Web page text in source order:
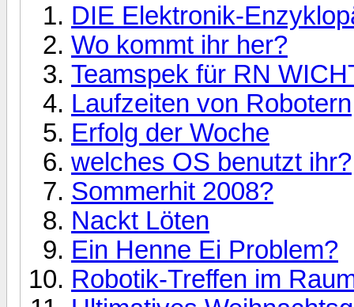
DIE Elektronik-
Wo kommt ihr her?
Teamspek für RN
Laufzeiten von Robotern
Erfolg der Woche
welches OS benutzt ihr?
Sommerhit 2008?
Nackt Löten
Ein Henne Ei Problem?
Robotik-Treffen im